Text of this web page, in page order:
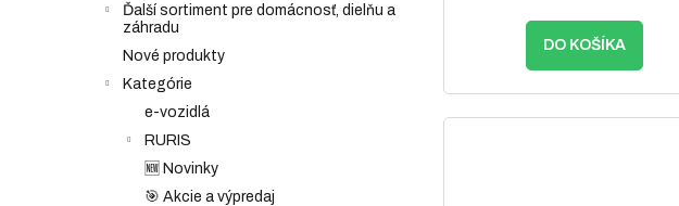
Ďalší sortiment pre domácnosť, dielňu a
záhradu
Nové produkty
Kategórie
e-vozidlá
RURIS
🆕 Novinky
🎯 Akcie a výpredaj
DO KOŠÍKA